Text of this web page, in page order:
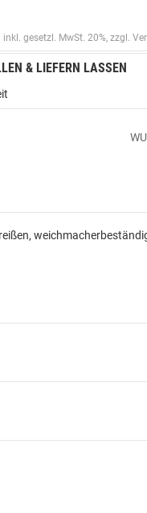
inkl. gesetzl. MwSt. 20%, zzgl.
& LIEFERN LASSEN